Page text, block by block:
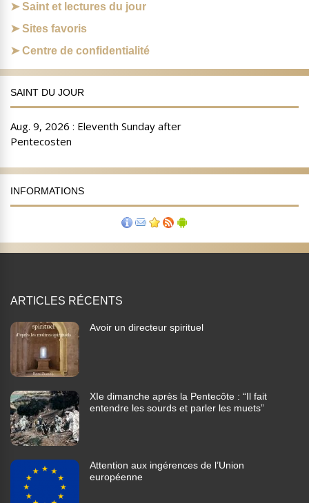
Saint et lectures du jour
Sites favoris
Centre de confidentialité
SAINT DU JOUR
INFORMATIONS
ARTICLES RÉCENTS
Avoir un directeur spirituel
XIe dimanche après la Pentecôte : “Il fait
entendre les sourds et parler les muets”
Attention aux ingérences de l’Union
européenne